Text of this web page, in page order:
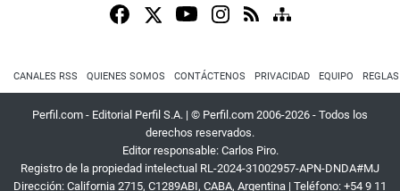
CANALES RSS QUIENES SOMOS CONTÁCTENOS PRIVACIDAD EQUIPO
Perfil.com - Editorial Perfil S.A. | © Perfil.com 2006-2026 - Todos los
derechos reservados.
Editor responsable: Carlos Piro.
Registro de la propiedad intelectual RL-2024-31002957-APN-DNDA#MJ
Dirección: California 2715, C1289ABI, CABA, Argentina | Teléfono: +54 9 11